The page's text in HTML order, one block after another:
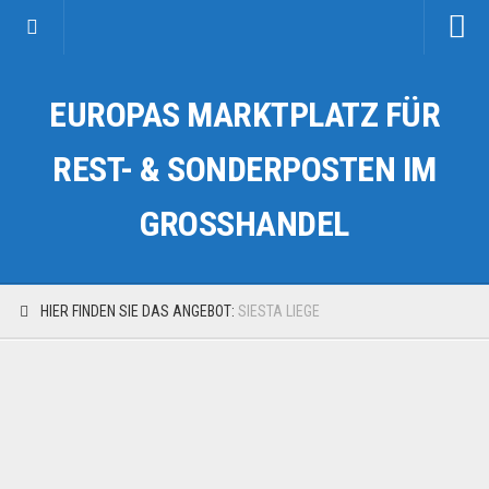
Kategorien
Auto & Motorrad
Fahrzeuge & Transport
EUROPAS MARKTPLATZ FÜR
REST- & SONDERPOSTEN IM
GROSSHANDEL
HIER FINDEN SIE DAS ANGEBOT: SIESTA LIEGE